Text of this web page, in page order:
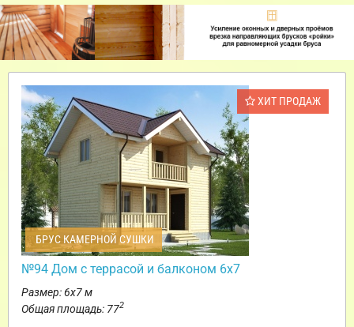
ХИТ ПРОДАЖ
БРУС КАМЕРНОЙ СУШКИ
№94 Дом с террасой и балконом 6х7
Размер: 6х7 м
Общая площадь: 772